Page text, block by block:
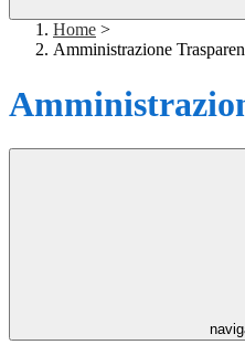
Home >
Amministrazione